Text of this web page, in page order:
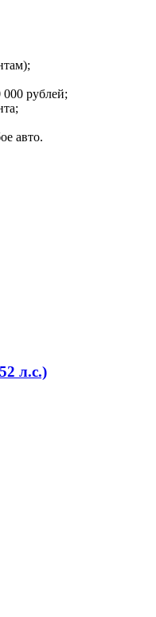
рублей;
авто.
л.с.)